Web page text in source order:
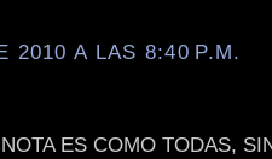
2010 A LAS 8:40 P.M.
ES COMO TODAS,